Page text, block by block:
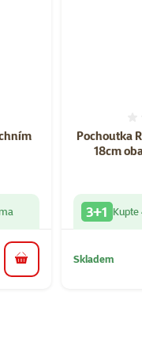
počet hodnocení: 3
do košíku
Pochoutka
18cm
3+1 Kupte
Skladem